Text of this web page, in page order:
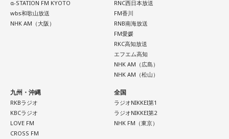
活動もしており、芸能関係者からの依頼も多い。
Webサイト：
https://selene-uranai.com/
https://youtu.be/UHrZuZcHTj4
α-STATION FM KYOTO
wbs和歌山放送
NHK AM（大阪）
RNC西日本放送
FM香川
RNB南海放送
FM愛媛
RKC高知放送
エフエム高知
NHK AM（広島）
NHK AM（松山）
九州・沖縄
RKBラジオ
KBCラジオ
LOVE FM
CROSS FM
全国
ラジオNIKKEI第1
ラジオNIKKEI第2
NHK FM（東京）